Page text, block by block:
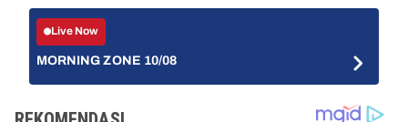
Live Now
MORNING ZONE 10/08